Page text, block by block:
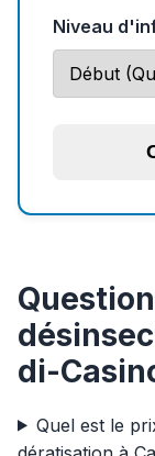
Niveau
di-
Quel est le